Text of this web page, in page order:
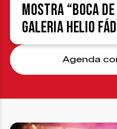
Mostra “Boca
Galeria Helio
Agenda